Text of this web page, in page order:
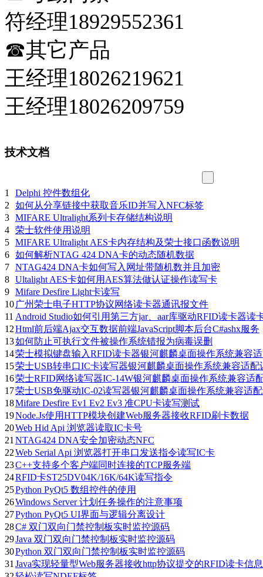
符经理18929552361
☎其它产品
王经理18026219621
王经理18026209759
技术文档
1
Delphi 控件数组化
2
如何从分享链接中获取音乐ID并写入NFC标签
3 MIFARE Ultralight系列卡存储结构说明
4 荣士软件使用说明
5 MIFARE Ultralight AES卡内存结构及荣士接口函数说明
6 如何解析NTAG 424 DNA卡的动态随机数据
7 NTAG424 DNA卡如何写入网址带随机数并且加密
8 Ultalight AES卡如何用AES算法做认证操作读写卡
9 Mifare Desfire Light卡读写
10 广州荣士电子HTTP协议网络读卡器通讯报文件
11 Android Studio如何引用第三方jar、aar库驱动RFID读卡器读
12Html前后端Ajax交互数据前端JavaScript脚本后台C#ashx服务
13如何防止可执行文件被操作系统错报为病毒误删
14荣士模拟键盘输入RFID读卡器银河麒麟桌面操作系统兼容
15荣士USB转串口IC卡读写器银河麒麟桌面操作系统兼容适配
16荣士RFID网络读写器IC-14W银河麒麟桌面操作系统兼容适
17荣士USB免驱动IC-02读写器银河麒麟桌面操作系统兼容适
18Mifare Desfire Ev1 Ev2 Ev3 准CPU卡读写测试
19Node.Js使用HTTP模块创建Web服务器接收RFID刷卡数据
20Web Hid Api 浏览器读取IC卡号
21 NTAG424 DNA安全加密动态NFC
22Web Serial Api 浏览器打开串口发送指令读写IC卡
23C++支持多个客户端同时连接的TCP服务端
24RFID卡ST25DV04K/16K/64K读写指令
25Python PyQt5 数组控件的使用
26Windows Server 计划任务操作的注意事项
27Python PyQt5 UI界面与逻辑分离设计
28C# 双门双向门禁控制板实时监控源码
29Java 双门双向门禁控制板实时监控源码
30Python 双门双向门禁控制板实时监控源码
31 Java实现轻量型Web服务器接收http协议提交的RFID读卡信息